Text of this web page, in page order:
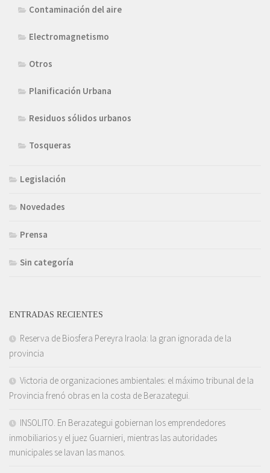
Contaminación del aire
Electromagnetismo
Otros
Planificación Urbana
Residuos sólidos urbanos
Tosqueras
Legislación
Novedades
Prensa
Sin categoría
ENTRADAS RECIENTES
Reserva de Biosfera Pereyra Iraola: la gran ignorada de la
provincia
Victoria de organizaciones ambientales: el máximo tribunal de la
Provincia frenó obras en la costa de Berazategui.
INSOLITO. En Berazategui gobiernan los emprendedores
inmobiliarios y el juez Guarnieri, mientras las autoridades
municipales se lavan las manos.